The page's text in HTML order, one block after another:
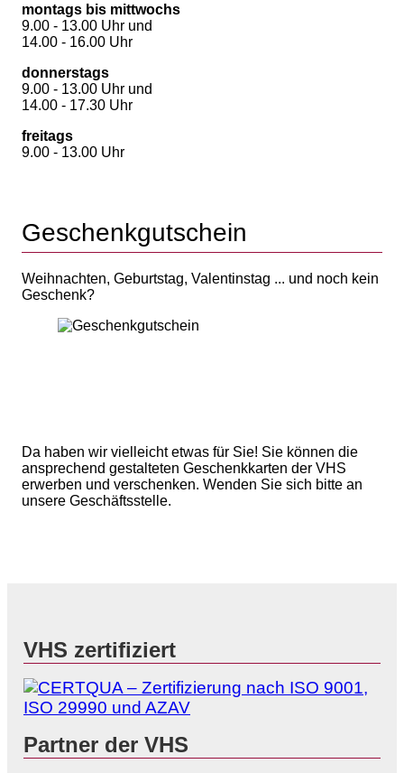
montags bis mittwochs
9.00 - 13.00 Uhr und
14.00 - 16.00 Uhr
donnerstags
9.00 - 13.00 Uhr und
14.00 - 17.30 Uhr
freitags
9.00 - 13.00 Uhr
Geschenkgutschein
Weihnachten, Geburtstag, Valentinstag ... und noch kein
Geschenk?
Da haben wir vielleicht etwas für Sie! Sie können die
ansprechend gestalteten Geschenkkarten der VHS
erwerben und verschenken. Wenden Sie sich bitte an
unsere Geschäftsstelle.
VHS zertifiziert
Partner der VHS